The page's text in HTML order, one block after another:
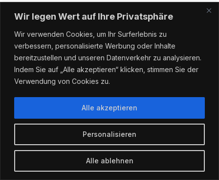
Wir legen Wert auf Ihre Privatsphäre
Wir verwenden Cookies, um Ihr Surferlebnis zu
verbessern, personalisierte Werbung oder Inhalte
bereitzustellen und unseren Datenverkehr zu analysieren.
Indem Sie auf „Alle akzeptieren“ klicken, stimmen Sie der
Verwendung von Cookies zu.
Personalisieren
Alle ablehnen
Alle akzeptieren
PARTNERRUND UM
BELEUCHTUNG
SHOWROOM